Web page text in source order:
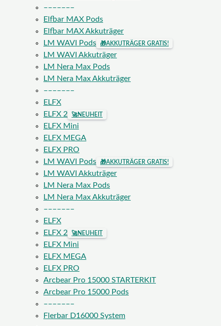
–––––––
Elfbar MAX Pods
Elfbar MAX Akkuträger
LM WAVI Pods
🎁AKKUTRÄGER GRATIS!
LM WAVI Akkuträger
LM Nera Max Pods
LM Nera Max Akkuträger
–––––––
ELFX
ELFX 2
🚀NEUHEIT
ELFX Mini
ELFX MEGA
ELFX PRO
LM WAVI Pods
🎁AKKUTRÄGER GRATIS!
LM WAVI Akkuträger
LM Nera Max Pods
LM Nera Max Akkuträger
–––––––
ELFX
ELFX 2
🚀NEUHEIT
ELFX Mini
ELFX MEGA
ELFX PRO
Arcbear Pro 15000 STARTERKIT
Arcbear Pro 15000 Pods
–––––––
Flerbar D16000 System